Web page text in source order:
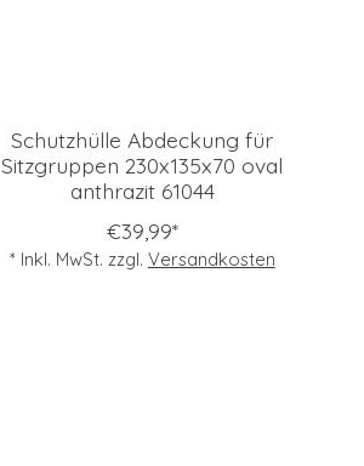
Schutzhülle Abdeckung für
Sitzgruppen 230x135x70 oval
anthrazit 61044
€39,99*
* Inkl. MwSt. zzgl. Versandkosten